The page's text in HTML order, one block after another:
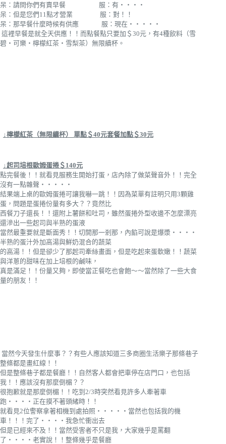
呆：請問你們有賣早餐 服：有‧‧‧‧
呆：但是您們11點才營業 服：對！！
呆：那早餐什麼時候有供應 服：現在‧‧‧‧‧
這裡早餐是就全天供應！！而點餐點只要加＄30元，有4種飲料（雪
碧‧可樂‧檸檬紅茶‧雪梨茶）無限續杯。
↓檸檬紅茶（無限續杯） 單點＄40元套餐加點＄30元
↓起司培根歐姆蛋捲＄140元
點完餐後！！就看見服務生開始打蛋，店內除了做菜聲音外！！完全
沒有一點雜聲‧‧‧‧‧
結果端上桌的歐姆蛋捲可讓我嚇一跳！！因為菜單有註明只用3顆雞
蛋，問題是蛋捲份量有多大？？竟然比
西餐刀子還長！！還附上薯餅和吐司，雖然蛋捲外型收邊不怎麼漂亮
還滲出一些起司與半熟的蛋液
當然最重要就是斷面秀！！切開那一剎那，內餡可說是爆漿‧‧‧‧
半熟的蛋汁外加高湯與鮮奶混合的蔬菜
的高湯！！但是卻少了那起司牽絲畫面，但是吃起來蛋軟嫩！！蔬菜
與洋蔥的甜味在加上培根的鹹味，
真是滿足！！份量又夠，即使當正餐吃也會飽～～當然除了一些大食
量的朋友！！
當然今天發生什麼事？？有些人應該知道三多商圈生活樂子那條巷子
整條都是畫紅線！！
但是整條巷子都是餐廳！！自然客人都會把車停在店門口，也包括
我！！應該沒有那麼倒楣？？
很抱歉就是那麼倒楣！！吃到2/3時突然看見許多人牽著車
跑‧‧‧‧正在摸不著頭緒時！！
就看見2位警察拿著相機到處拍照‧‧‧‧‧當然也包括我的機
車！！！完了‧‧‧‧我急忙衝出去
但是已經來不及！！當然受害者不只是我，大家幾乎是罵翻
了‧‧‧‧老實說！！整條幾乎是餐廳